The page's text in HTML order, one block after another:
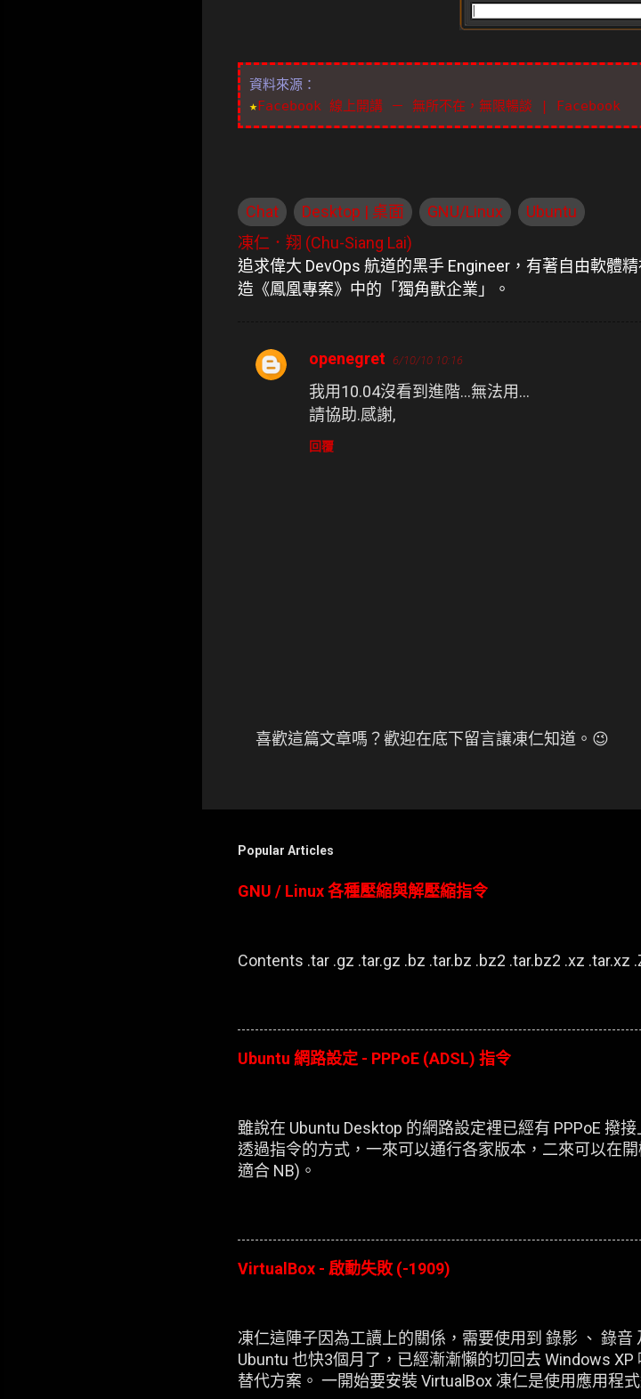
資料來源：
★Facebook 線上開講 － 無所不在，無限暢談 | Facebook
Chat Desktop | 桌面 GNU/Linux
Ubuntu
凍仁．翔 (Chu-Siang Lai)
追求偉大 DevOps 航道的黑手 Engineer，有著自由軟體
造《鳳凰專案》中的「獨角獸企業」。
留
openegret 6/10/10 10:16
我用10.04沒看到進階...無法用...
請協助.感謝,
回覆
留
喜歡這篇文章嗎？歡迎在底下留言讓凍仁知道。😉
Popular Articles
GNU / Linux 各種壓縮與解壓縮指令
Contents .tar .gz .tar.gz .bz .tar.bz .bz2 .tar.bz2 .xz .tar.xz
Ubuntu 網路設定 - PPPoE (ADSL) 指令
雖說在 Ubuntu Desktop 的網路設定裡已經有 PPPoE 撥
透過指令的方式，一來可以通行各家版本，二來可以在
適合 NB)。
VirtualBox - 啟動失敗 (-1909)
凍仁這陣子因為工讀上的關係，需要使用到 錄影 、 錄音
Ubuntu 也快3個月了，已經漸漸懶的切回去 Windows
替代方案。 一開始要安裝 VirtualBox 凍仁是使用應用程